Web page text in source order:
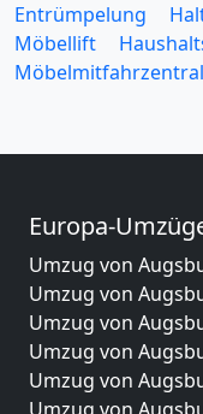
Entrümpelung
Möbellift
Europa-
Umzug von
Umzug von
Umzug von
Umzug von
Umzug von